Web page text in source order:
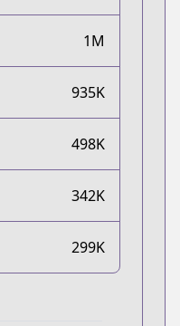
1M
935K
498K
342K
299K